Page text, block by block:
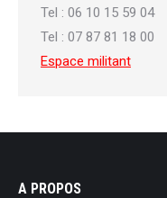
Tel : 06 10 15 59 04
Tel : 07 87 81 18 00
Espace militant
A PROPOS